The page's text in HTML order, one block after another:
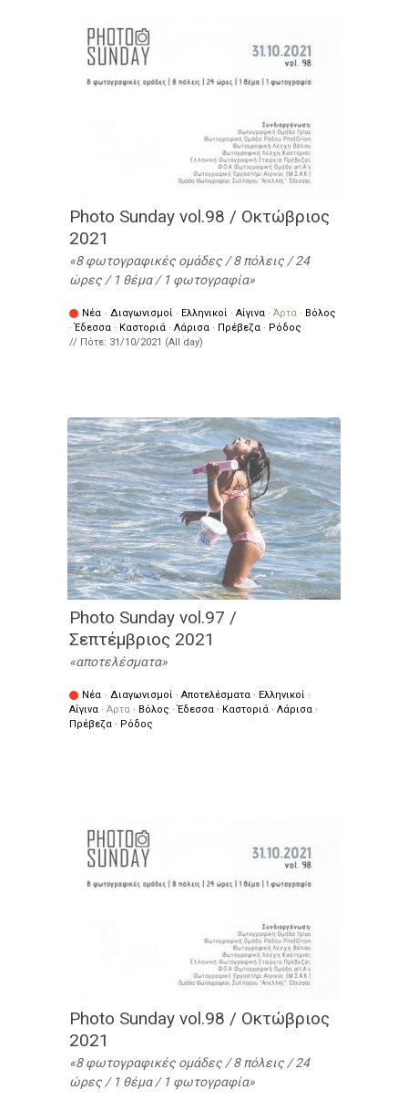
Photo Sunday vol.98 / Οκτώβριος
2021
8 φωτογραφικές ομάδες / 8 πόλεις / 24
ώρες / 1 θέμα / 1 φωτογραφία
Νέα · Διαγωνισμοί · Ελληνικοί · Αίγινα · Άρτα · Βόλος
·Έδεσσα · Καστοριά · Λάρισα · Πρέβεζα · Ρόδος
// Πότε: 31/10/2021 (All day)
Photo Sunday vol.97 /
Σεπτέμβριος 2021
αποτελέσματα
Νέα · Διαγωνισμοί · Αποτελέσματα · Ελληνικοί ·
Αίγινα · Άρτα · Βόλος ·Έδεσσα · Καστοριά · Λάρισα ·
Πρέβεζα · Ρόδος
Photo Sunday vol.98 / Οκτώβριος
2021
8 φωτογραφικές ομάδες / 8 πόλεις / 24
ώρες / 1 θέμα / 1 φωτογραφία